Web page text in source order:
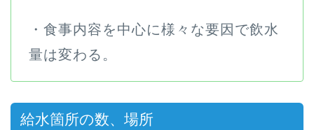
・食事内容を中心に様々な要因で飲水
量は変わる。
給水箇所の数、場所